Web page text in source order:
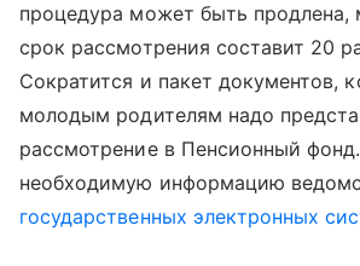
процедура может быть продлена,
срок рассмотрения составит 20
Сократится и пакет документов,
молодым родителям надо
рассмотрение в Пенсионный
необходимую информацию
государственных электронных